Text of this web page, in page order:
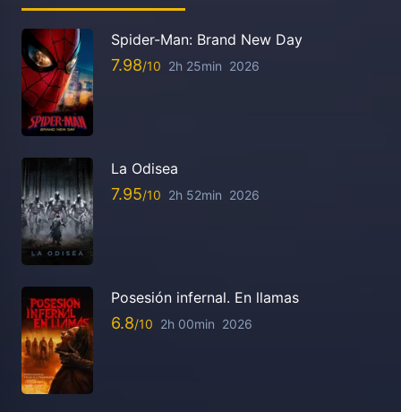
Spider-Man: Brand New Day
7.98 2h 25min 2026
La Odisea
7.95 2h 52min 2026
Posesión infernal. En llamas
6.8 2h 00min 2026